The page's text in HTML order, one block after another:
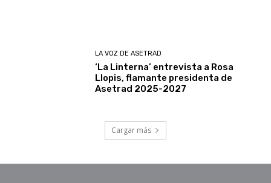
LA VOZ DE ASETRAD
‘La Linterna’ entrevista a Rosa
Llopis, flamante presidenta de
Asetrad 2025-2027
Cargar más